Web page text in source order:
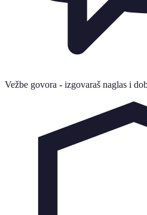
Vežbe govora - izgovaraš naglas i